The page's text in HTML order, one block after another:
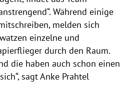
Während einige
melden sich
einzelne und
durch den Raum.
die haben auch schon einen
sagt Anke Prahtel